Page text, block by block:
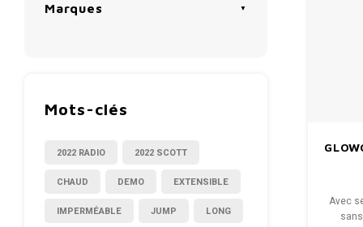
Marques
Mots-clés
2022 RADIO 2022 SCOTT
CHAUD DEMO EXTENSIBLE
IMPERMÉABLE JUMP LONG
Avec